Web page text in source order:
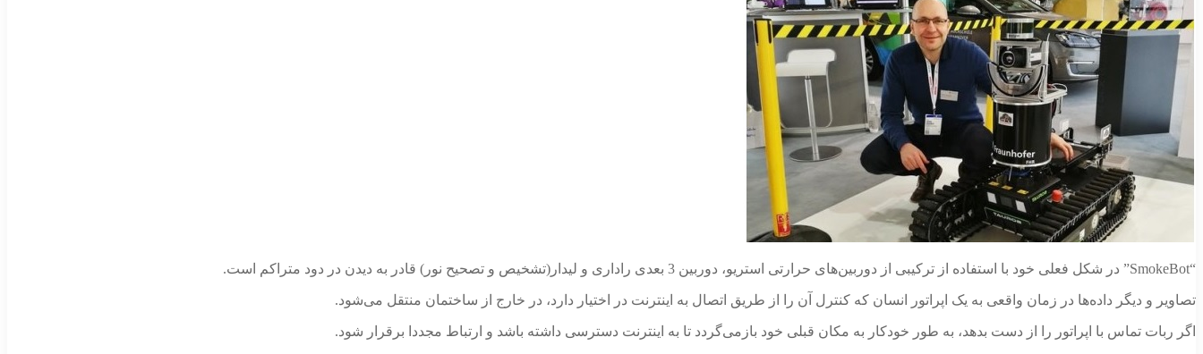
“SmokeBot” در شکل فعلی خود با استفاده از ترکیبی از دوربین‌های حرارتی استریو، دوربین 3 بعدی راداری و لیدار(تشخیص و تصحیح نور) قادر به دیدن در دود متراکم است.
تصاویر و دیگر داده‌ها در زمان واقعی به یک اپراتور انسان که کنترل آن را از طریق اتصال به اینترنت در اختیار دارد، در خارج از ساختمان منتقل می‌شود.
اگر ربات تماس با اپراتور را از دست بدهد، به طور خودکار به مکان قبلی خود بازمی‌گردد تا به اینترنت دسترسی داشته باشد و ارتباط مجددا برقرار شود.